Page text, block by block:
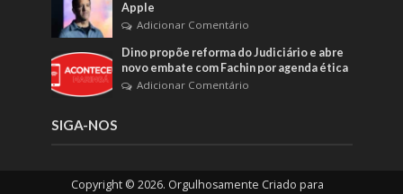
Apple
Adicionar Comentário
Dino propõe reforma do Judiciário e abre
novo embate com Fachin por agenda ética
Adicionar Comentário
SIGA-NOS
Copyright © 2026. Orgulhosamente Criado para